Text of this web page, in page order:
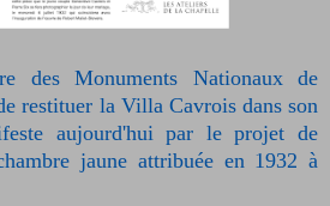
des Monuments Nationaux de
restituer la Villa Cavrois dans son
aujourd'hui par le projet de
jaune attribuée en 1932 à